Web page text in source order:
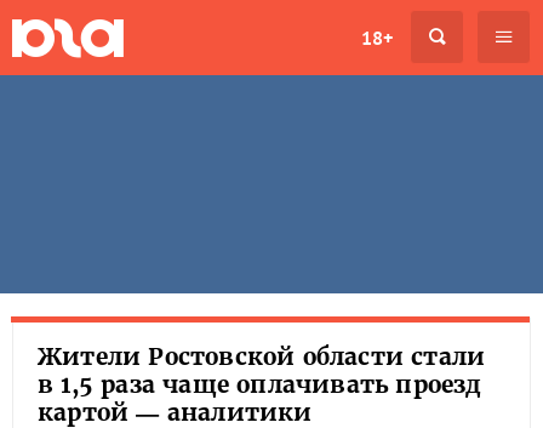
18+
Жители Ростовской области стали
в 1,5 раза чаще оплачивать проезд
картой — аналитики